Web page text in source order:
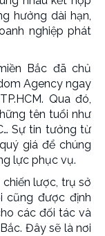
hưởng dài hạn,
nghiệp phát
Bắc đã chủ
Agency ngay
Qua đó,
tên tuổi như
Sự tin tưởng từ
giá để chúng
lực phục vụ.
chiến lược, trụ sở
cũng được định
các đối tác và
Đây sẽ là nơi